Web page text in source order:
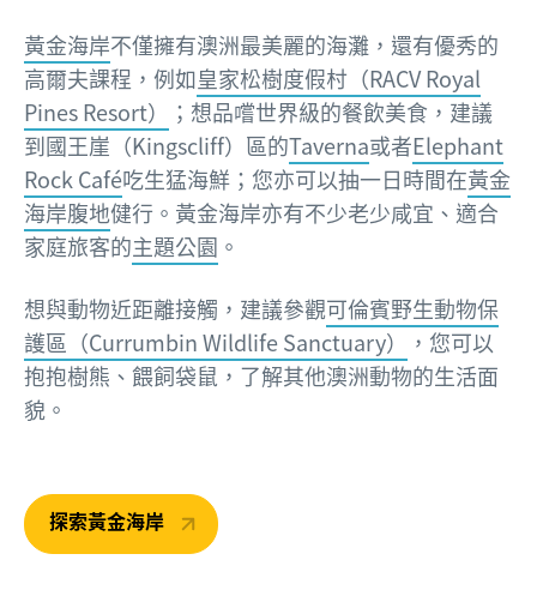
黃金海岸不僅擁有澳洲最美麗的海灘，還有優秀的
高爾夫課程，例如皇家松樹度假村（RACV Royal
Pines Resort）
；想品嚐世界級的餐飲美食，建議
到國王崖（Kingscliff）區的Taverna或者Elephant
Rock Café吃生猛海鮮；您亦可以抽一日時間在黃金
海岸腹地健行。黃金海岸亦有不少老少咸宜、適合
家庭旅客的主題公園 。
想與動物近距離接觸，建議參觀可倫賓野生動物保
護區（Currumbin Wildlife Sanctuary）
，您可以
抱抱樹熊、餵飼袋鼠，了解其他澳洲動物的生活面
貌。
探索黃金海岸